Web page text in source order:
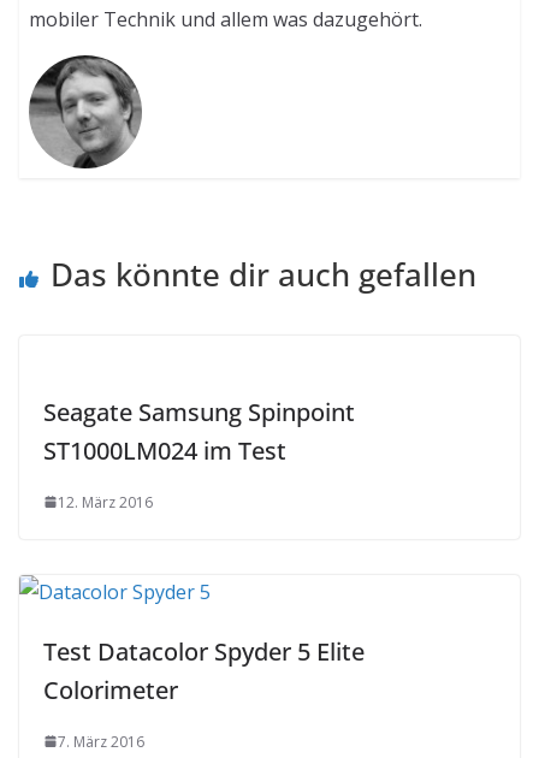
mobiler Technik und allem was dazugehört.
Das könnte dir auch gefallen
Seagate Samsung Spinpoint
ST1000LM024 im Test
12. März 2016
Test Datacolor Spyder 5 Elite
Colorimeter
7. März 2016